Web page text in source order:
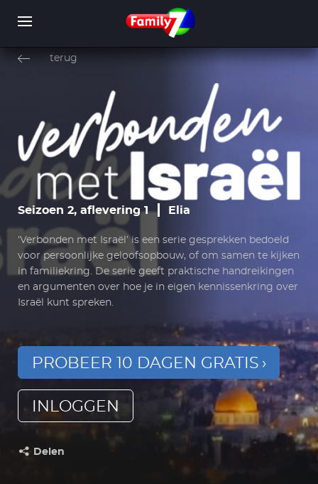
INLOGGEN
terug
Seizoen 2, aflevering 1 Elia
‘Verbonden met Israël’ is een serie gesprekken bedoeld
voor persoonlijke geloofsopbouw, of om samen te kijken
in familiekring. De serie geeft praktische handreikingen
en argumenten over hoe je in eigen kennissenkring over
Israël kunt spreken.
PROBEER 10 DAGEN GRATIS
INLOGGEN
Delen